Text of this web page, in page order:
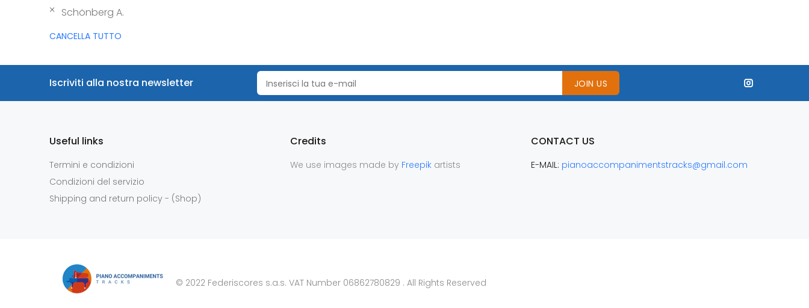
Schönberg A.
CANCELLA TUTTO
Iscriviti alla nostra newsletter JOIN US
Useful links
Termini e condizioni
Condizioni del servizio
Shipping and return policy - (Shop)
Credits
We use images made by Freepik artists
CONTACT US
E-MAIL: pianoaccompanimentstracks@gmail.com
© 2022 Federiscores s.a.s. VAT Number 06862780829 . All Rights Reserved